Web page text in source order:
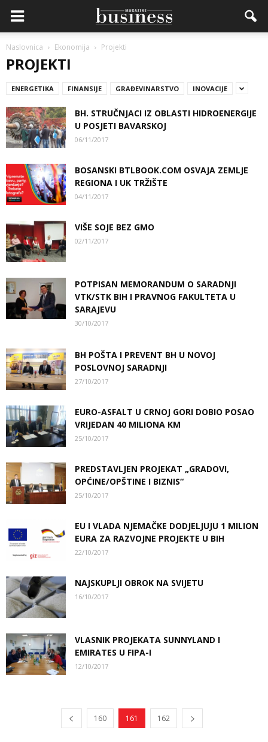
Naslovnica Ekonomija Projekti
PROJEKTI
ENERGETIKA FINANSIJE GRAĐEVINARSTVO INOVACIJE
BH. STRUČNJACI IZ OBLASTI HIDROENERGIJE
U POSJETI BAVARSKOJ
06/11/2017
BOSANSKI BTLBOOK.COM OSVAJA ZEMLJE
REGIONA I UK TRŽIŠTE
04/11/2017
VIŠE SOJE BEZ GMO
02/11/2017
POTPISAN MEMORANDUM O SARADNJI
VTK/STK BIH I PRAVNOG FAKULTETA U
SARAJEVU
30/10/2017
BH POŠTA I PREVENT BH U NOVOJ
POSLOVNOJ SARADNJI
27/10/2017
EURO-ASFALT U CRNOJ GORI DOBIO POSAO
VRIJEDAN 40 MILIONA KM
25/10/2017
PREDSTAVLJEN PROJEKAT „GRADOVI,
OPĆINE/OPŠTINE I BIZNIS“
25/10/2017
EU I VLADA NJEMAČKE DODJELJUJU 1 MILION
EURA ZA RAZVOJNE PROJEKTE U BIH
22/10/2017
NAJSKUPLJI OBROK NA SVIJETU
16/10/2017
VLASNIK PROJEKATA SUNNYLAND I
EMIRATES U FIPA-I
12/10/2017
160 161 162